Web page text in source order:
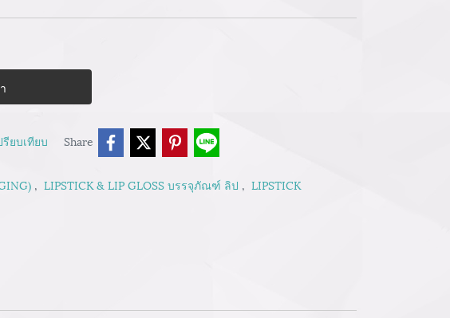
รียบเทียบ Share
, LIPSTICK & LIP GLOSS บรรจุภัณฑ์ ลิป , LIPSTICK